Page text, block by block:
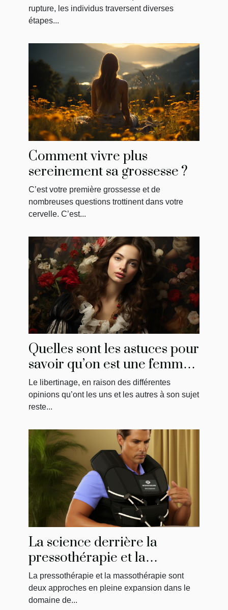
amour
rupture, les individus traversent diverses
étapes...
Comment vivre plus
sereinement sa grossesse ?
C’est votre première grossesse et de
nombreuses questions trottinent dans votre
cervelle. C’est...
Quelles sont les astuces pour
savoir qu’on est une femme
libertine ?
Le libertinage, en raison des différentes
opinions qu’ont les uns et les autres à son sujet
reste...
La science derrière la
pressothérapie et la
massothérapie : Comment
ça fonctionne?
La pressothérapie et la massothérapie sont
deux approches en pleine expansion dans le
domaine de...